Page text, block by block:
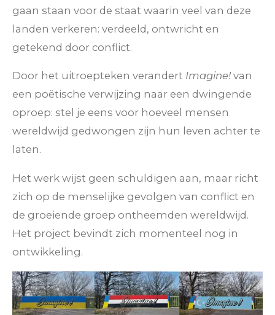
gaan staan voor de staat waarin veel van deze
landen verkeren: verdeeld, ontwricht en
getekend door conflict.
Door het uitroepteken verandert Imagine!van
een poëtische verwijzing naar een dwingende
oproep: stel je eens voor hoeveel mensen
wereldwijd gedwongen zijn hun leven achter te
laten.
Het werk wijst geen schuldigen aan, maar richt
zich op de menselijke gevolgen van conflict en
de groeiende groep ontheemden wereldwijd.
Het project bevindt zich momenteel nog in
ontwikkeling.